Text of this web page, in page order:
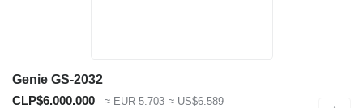
Genie GS-2032
CLP$6.000.000
≈ EUR 5.703 ≈ US$6.589